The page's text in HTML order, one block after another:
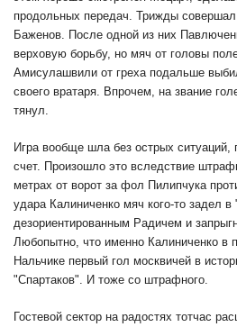
продольных передач. Трижды
Баженов. После одной из них
верховую борьбу, но мяч от головы
Амисулашвили от греха подальше
своего вратаря. Впрочем, на звание
тянул.
Игра вообще шла без острых ситуаций,
счет. Произошло это вследствие
метрах от ворот за фол Пилипчука
удара Калиниченко мяч кого-то задел
дезориентированным Радичем и
Любопытно, что именно Калиниченко в
Нальчике первый гол москвичей в
"Спартаков". И тоже со штрафного.
Гостевой сектор на радостях тотчас